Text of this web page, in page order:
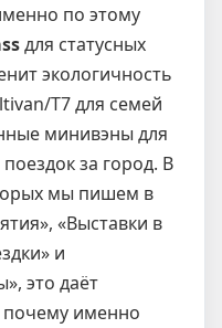
по этому
для статусных
экологичность
T7 для семей
минивэны для
за город. В
мы пишем в
«Выставки в
и
это даёт
почему именно